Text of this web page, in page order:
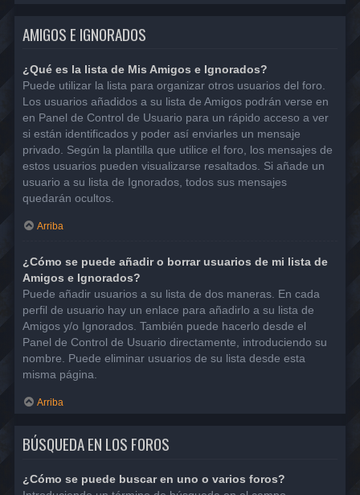
AMIGOS E IGNORADOS
¿Qué es la lista de Mis Amigos e Ignorados?
Puede utilizar la lista para organizar otros usuarios del foro.
Los usuarios añadidos a su lista de Amigos podrán verse en
en Panel de Control de Usuario para un rápido acceso a ver
si están identificados y poder así enviarles un mensaje
privado. Según la plantilla que utilice el foro, los mensajes de
estos usuarios pueden visualizarse resaltados. Si añade un
usuario a su lista de Ignorados, todos sus mensajes
quedarán ocultos.
Arriba
¿Cómo se puede añadir o borrar usuarios de mi lista de
Amigos e Ignorados?
Puede añadir usuarios a su lista de dos maneras. En cada
perfil de usuario hay un enlace para añadirlo a su lista de
Amigos y/o Ignorados. También puede hacerlo desde el
Panel de Control de Usuario directamente, introduciendo su
nombre. Puede eliminar usuarios de su lista desde esta
misma página.
Arriba
BÚSQUEDA EN LOS FOROS
¿Cómo se puede buscar en uno o varios foros?